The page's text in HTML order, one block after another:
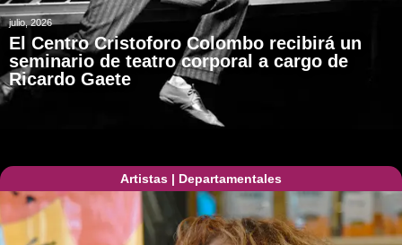
julio, 2026
El Centro Cristoforo Colombo recibirá un
seminario de teatro corporal a cargo de
Ricardo Gaete
Artistas | Departamentales